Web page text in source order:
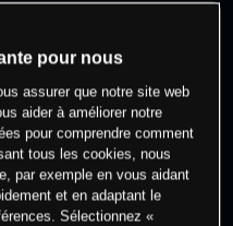
position à
à trader
pour nous
assurer que notre site web
aider à améliorer notre
pour comprendre comment
tous les cookies, nous
par exemple en vous aidant
et en adaptant le
Sélectionnez «